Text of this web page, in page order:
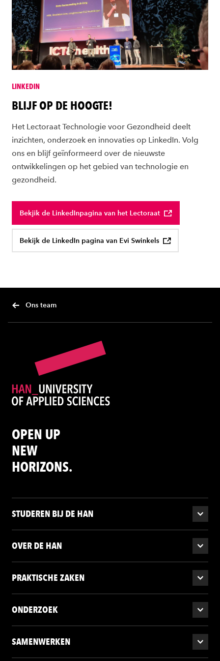
LINKEDIN
BLIJF OP DE HOOGTE!
Het Lectoraat Technologie voor Gezondheid deelt
inzichten, onderzoek en innovaties op LinkedIn. Volg
ons en blijf geïnformeerd over de nieuwste
ontwikkelingen op het gebied van technologie en
gezondheid.
Bekjik de LinkedInpagina van het Lectoraat
Bekijk de LinkedIn pagina van Evi Swinkels
Ons team
OPEN UP
NEW
HORIZONS.
STUDEREN BIJ DE HAN
OVER DE HAN
PRAKTISCHE ZAKEN
ONDERZOEK
SAMENWERKEN